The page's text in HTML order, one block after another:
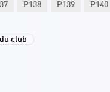
P138 P139 P140
club